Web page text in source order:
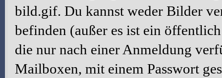
bild.gif. Du kannst weder Bilder
befinden (außer es ist ein
die nur nach einer Anmeldung
Mailboxen, mit einem Passwort